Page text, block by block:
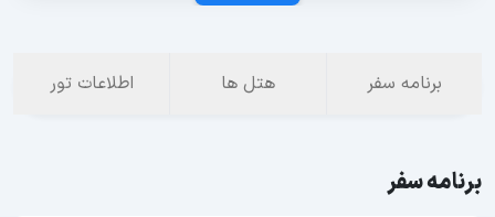
برنامه سفر هتل ها اطلاعات تور
برنامه سفر